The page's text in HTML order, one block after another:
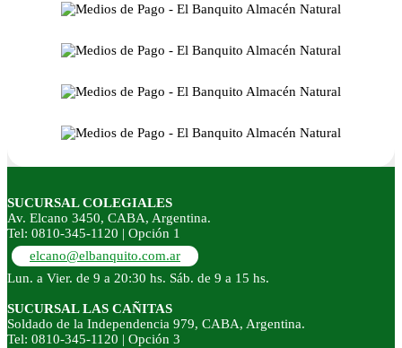
SUCURSAL COLEGIALES
Av. Elcano 3450, CABA, Argentina.
Tel: 0810-345-1120 | Opción 1
elcano@elbanquito.com.ar
Lun. a Vier. de 9 a 20:30 hs. Sáb. de 9 a 15 hs.
SUCURSAL LAS CAÑITAS
Soldado de la Independencia 979, CABA, Argentina.
Tel: 0810-345-1120 | Opción 3